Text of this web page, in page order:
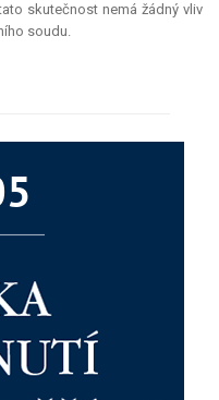
skutečnost nemá žádný vliv
soudu.